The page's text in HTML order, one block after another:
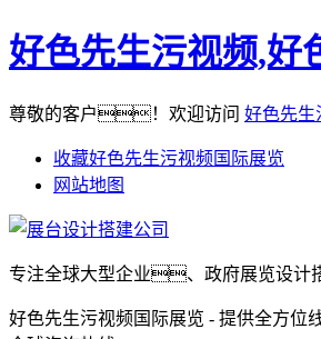
好色先生污视频,好
尊敬的客户！欢迎访问 好色先生
收藏好色先生污视频国际展览
网站地图
专注全球大型企业、政府展览设计
好色先生污视频国际展览 - 提供全方